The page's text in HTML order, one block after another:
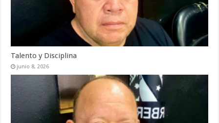
Talento y Disciplina
junio 8, 2026